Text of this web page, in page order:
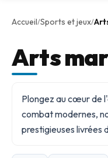
Accueil/Sports et jeux/
Arts
Plongez au cœur de
combat modernes,
prestigieuses livrées